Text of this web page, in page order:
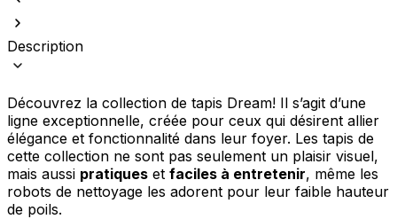
Description
Découvrez la collection de tapis Dream! Il s’agit d’une
ligne exceptionnelle, créée pour ceux qui désirent allier
élégance et fonctionnalité dans leur foyer. Les tapis de
cette collection ne sont pas seulement un plaisir visuel,
mais aussi pratiques et faciles à entretenir, même les
robots de nettoyage les adorent pour leur faible hauteur
de poils.